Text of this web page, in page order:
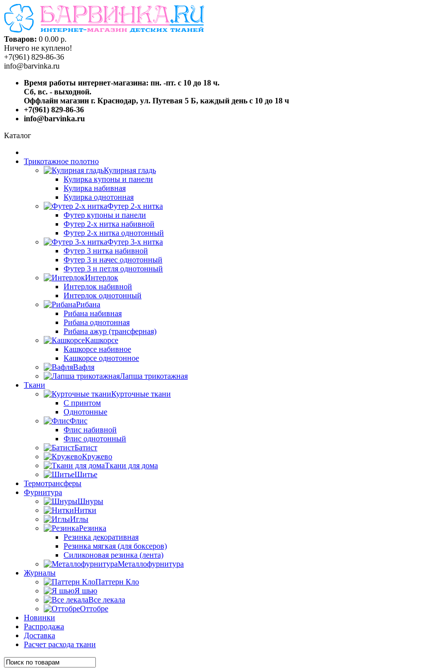
Товаров: 0 0.00 р.
Ничего не куплено!
+7(961) 829-86-36
info@barvinka.ru
Время работы интернет-магазина: пн. -пт. с 10 до 18 ч.
Сб, вс. - выходной.
Оффлайн магазин г. Краснодар, ул. Путевая 5 Б, каждый день с 10 до 18 ч
+7(961) 829-86-36
info@barvinka.ru
Каталог
Трикотажное полотно
Кулирная гладь
Кулирка купоны и панели
Кулирка набивная
Кулирка однотонная
Футер 2-х нитка
Футер купоны и панели
Футер 2-х нитка набивной
Футер 2-х нитка однотонный
Футер 3-х нитка
Футер 3 нитка набивной
Футер 3 н начес однотонный
Футер 3 н петля однотонный
Интерлок
Интерлок набивной
Интерлок однотонный
Рибана
Рибана набивная
Рибана однотонная
Рибана ажур (трансферная)
Кашкорсе
Кашкорсе набивное
Кашкорсе однотонное
Вафля
Лапша трикотажная
Ткани
Курточные ткани
С принтом
Однотонные
Флис
Флис набивной
Флис однотонный
Батист
Кружево
Ткани для дома
Шитье
Термотрансферы
Фурнитура
Шнуры
Нитки
Иглы
Резинка
Резинка декоративная
Резинка мягкая (для боксеров)
Силиконовая резинка (лента)
Металлофурнитура
Журналы
Паттерн Кло
Я шью
Все лекала
Оттобре
Новинки
Распродажа
Доставка
Расчет расхода ткани